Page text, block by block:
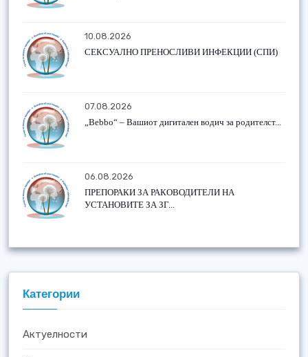
10.08.2026
СЕКСУАЛНО ПРЕНОСЛИВИ ИНФЕКЦИИ (СПИ)
07.08.2026
„Bebbo“ – Вашиот дигитален водич за родителст...
06.08.2026
ПРЕПОРАКИ ЗА РАКОВОДИТЕЛИ НА
УСТАНОВИТЕ ЗА ЗГ...
Категории
Актуелности